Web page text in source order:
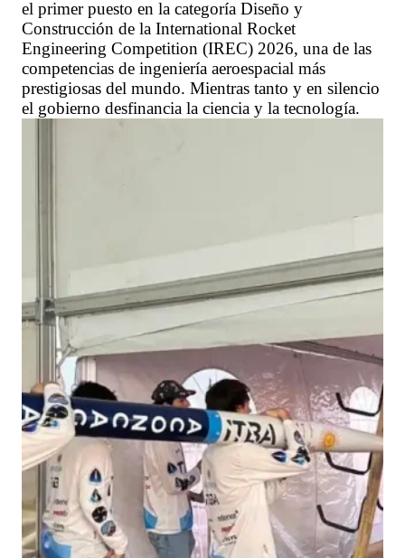
el primer puesto en la categoría Diseño y
Construcción de la International Rocket
Engineering Competition (IREC) 2026, una de las
competencias de ingeniería aeroespacial más
prestigiosas del mundo. Mientras tanto y en silencio
el gobierno desfinancia la ciencia y la tecnología.